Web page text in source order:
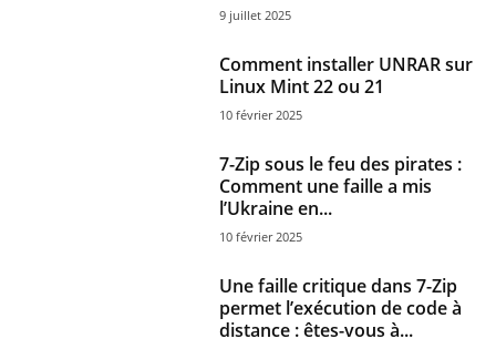
9 juillet 2025
Comment installer UNRAR sur
Linux Mint 22 ou 21
10 février 2025
7-Zip sous le feu des pirates :
Comment une faille a mis
l’Ukraine en...
10 février 2025
Une faille critique dans 7-Zip
permet l’exécution de code à
distance : êtes-vous à...